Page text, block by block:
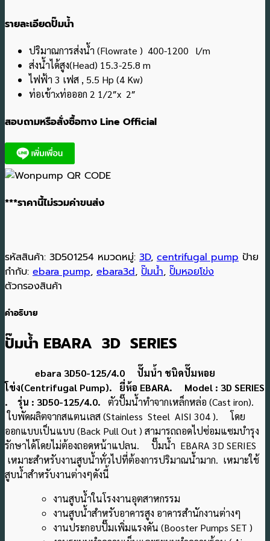
รายละเอียดปั๊มน้ำ
ปริมาณการส่งน้ำ (Flowrate ) 400-1200 l/m
ส่งน้ำได้สูง(Head) 15.3-25.8 m
ไฟฟ้า 3 เฟส , 5.5 Hp (4 Kw)
ท่อเข้าxท่อออก 2 1/2″x 2″
สอบถามหรือสั่งซื้อทาง Line Official
***ราคานี้ไม่รวมค่าขนส่ง
รหัสสินค้า: 3D501254 หมวดหมู่: 3D, centrifugal pump ป้าย
กำกับ: ebara pump, ebara3d, ปั๊มน้ำ, ปั๊มหอยโข่ง
ตัวกรองสินค้า
คำอธิบาย
ปั๊มน้ำ EBARA 3D SERIES
ebara 3D50-125/4.0 ปั๊มน้ำ ชนิดปั๊มหอย
โข่ง(Centrifugal Pump). ยี่ห้อ EBARA. Model : 3D SERIES
. รุ่น : 3D50-125/4.0. ตัวปั๊มน้ำทำจากเหล็กหล่อ (Cast iron).
ใบพัดผลิตจากสแตนเลส (Stainless Steel AISI 304 ). โดย
ออกแบบเป็นแบบ (Back Pull Out ) สามารถถอดไปซ่อมแซมบำรุง
รักษาได้โดยไม่ต้องถอดหน้าแปลน. ปั๊มน้ำ EBARA 3D SERIES
เหมาะสำหรับงานสูบน้ำทั่วไปที่ต้องการปริมาณน้ำมาก. เหมาะใช้
สูบน้ำสำหรับงานต่างๆดังนี้
งานสูบน้ำในโรงงานอุตสาหกรรม
งานสูบน้ำสำหรับอาคารสูง อาคารสำนักงานต่างๆ
งานประกอบปั๊มเพิ่มแรงดัน (Booster Pumps SET )